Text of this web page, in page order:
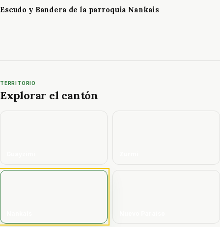
Escudo y Bandera de la parroquia Nankais
TERRITORIO
Explorar el cantón